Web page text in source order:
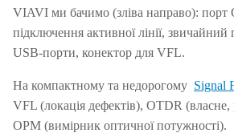
VIAVI ми бачимо (зліва направо): порт
підключення активної лінії,
USB-порти, конектор для VFL.
На компактному та недорогому Signal
VFL (локація дефектів), OTDR (власне,
OPM (вимірник оптичної потужності).